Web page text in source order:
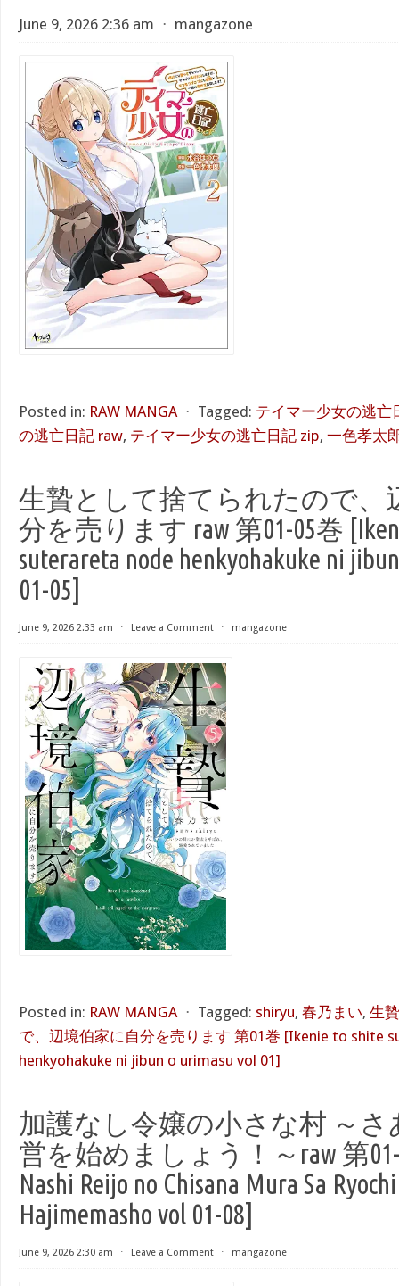
June 9, 2026 2:36 am ⋅ mangazone
Posted in: RAW MANGA ⋅ Tagged: テイマー少女の逃亡
の逃亡日記 raw, テイマー少女の逃亡日記 zip, 一色孝太
生贄として捨てられたので、
分を売ります raw 第01-05巻
suterareta node henkyohakuke ni
01-05]
June 9, 2026 2:33 am ⋅ Leave a Comment ⋅ mangazone
Posted in: RAW MANGA ⋅ Tagged: shiryu, 春乃まい, 生
で、辺境伯家に自分を売ります 第01巻 [Ikenie to shite
henkyohakuke ni jibun o urimasu vol 01]
加護なし令嬢の小さな村 ～さ
営を始めましょう！～raw 第01-
Nashi Reijo no Chisana Mura Sa Ryochi
Hajimemasho vol 01-08]
June 9, 2026 2:30 am ⋅ Leave a Comment ⋅ mangazone